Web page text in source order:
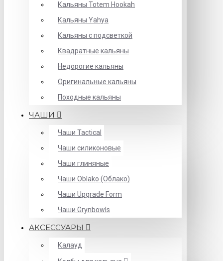
Кальяны Totem Hookah
Кальяны Yahya
Кальяны с подсветкой
Квадратные кальяны
Недорогие кальяны
Оригинальные кальяны
Походные кальяны
ЧАШИ
Чаши Tactical
Чаши силиконовые
Чаши глиняные
Чаши Oblako (Облако)
Чаши Upgrade Form
Чаши Grynbowls
АКСЕССУАРЫ
Калауд